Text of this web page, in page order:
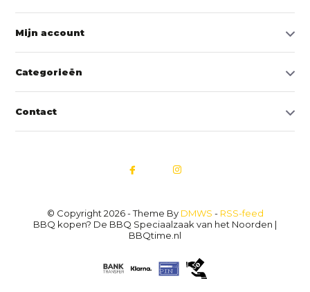
Mijn account
Categorieën
Contact
© Copyright 2026 - Theme By DMWS - RSS-feed
BBQ kopen? De BBQ Speciaalzaak van het Noorden |
BBQtime.nl